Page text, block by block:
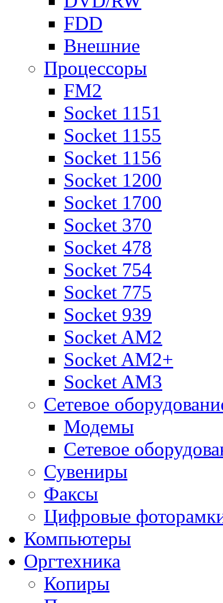
FDD
Внешние
Процессоры
FM2
Socket 1151
Socket 1155
Socket 1156
Socket 1200
Socket 1700
Socket 370
Socket 478
Socket 754
Socket 775
Socket 939
Socket AM2
Socket AM2+
Socket AM3
Сетевое
Модемы
Сетевое
Сувениры
Факсы
Цифровые
Компьютеры
Оргтехника
Копиры